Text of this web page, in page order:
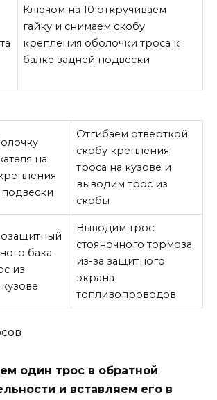
Ключом на 10 откручиваем
гайку и снимаем скобу
крепления оболочки троса к
балке задней подвески
на
Отгибаем отверткой
скобу крепления
троса на кузове и
выводим трос из
скобы
бака.
из
Выводим трос
стояночного тормоза
из-за защитного
экрана
топливопроводов
один трос в обратной
и вставляем его в